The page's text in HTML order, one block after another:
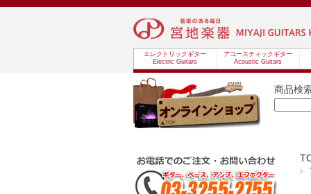
エレクトリックギター
Electric Guitars
アコースティックギター
Acoustic Guitars
商品検